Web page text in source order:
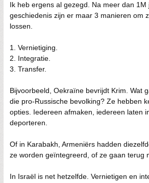
Ik heb ergens al gezegd. Na meer dan
geschiedenis zijn er maar 3 manieren om
lossen.
1. Vernietiging.
2. Integratie.
3. Transfer.
Bijvoorbeeld, Oekraïne bevrijdt Krim. Wat
die pro-Russische bevolking? Ze hebben
opties. Iedereen afmaken, iedereen laten
deporteren.
Of in Karabakh, Armeniërs hadden
ze worden geïntegreerd, of ze gaan terug
In Israël is net hetzelfde. Vernietigen en